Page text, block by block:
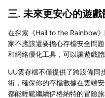
三. 未來更安心的遊戲
在探索《Hail to the Rainbow
家不應該還要擔心存檔安全問
和網絡優化工具，可以讓遊戲體
UU雲存檔不僅提供了跨設備同
術，確保你的存檔數據在雲端
都能輕鬆繼續伊格納特的冒險旅